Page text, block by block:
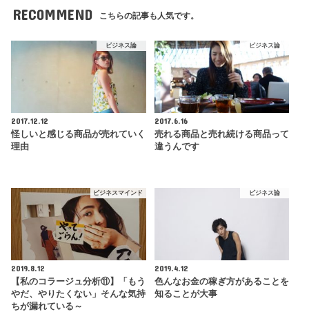
RECOMMEND こちらの記事も人気です。
ビジネス論
2017.12.12
怪しいと感じる商品が売れていく
理由
ビジネス論
2017.6.16
売れる商品と売れ続ける商品って
違うんです
ビジネスマインド
2019.8.12
【私のコラージュ分析⑪】「もう
やだ、やりたくない」そんな気持
ちが漏れている～
ビジネス論
2019.4.12
色んなお金の稼ぎ方があることを
知ることが大事